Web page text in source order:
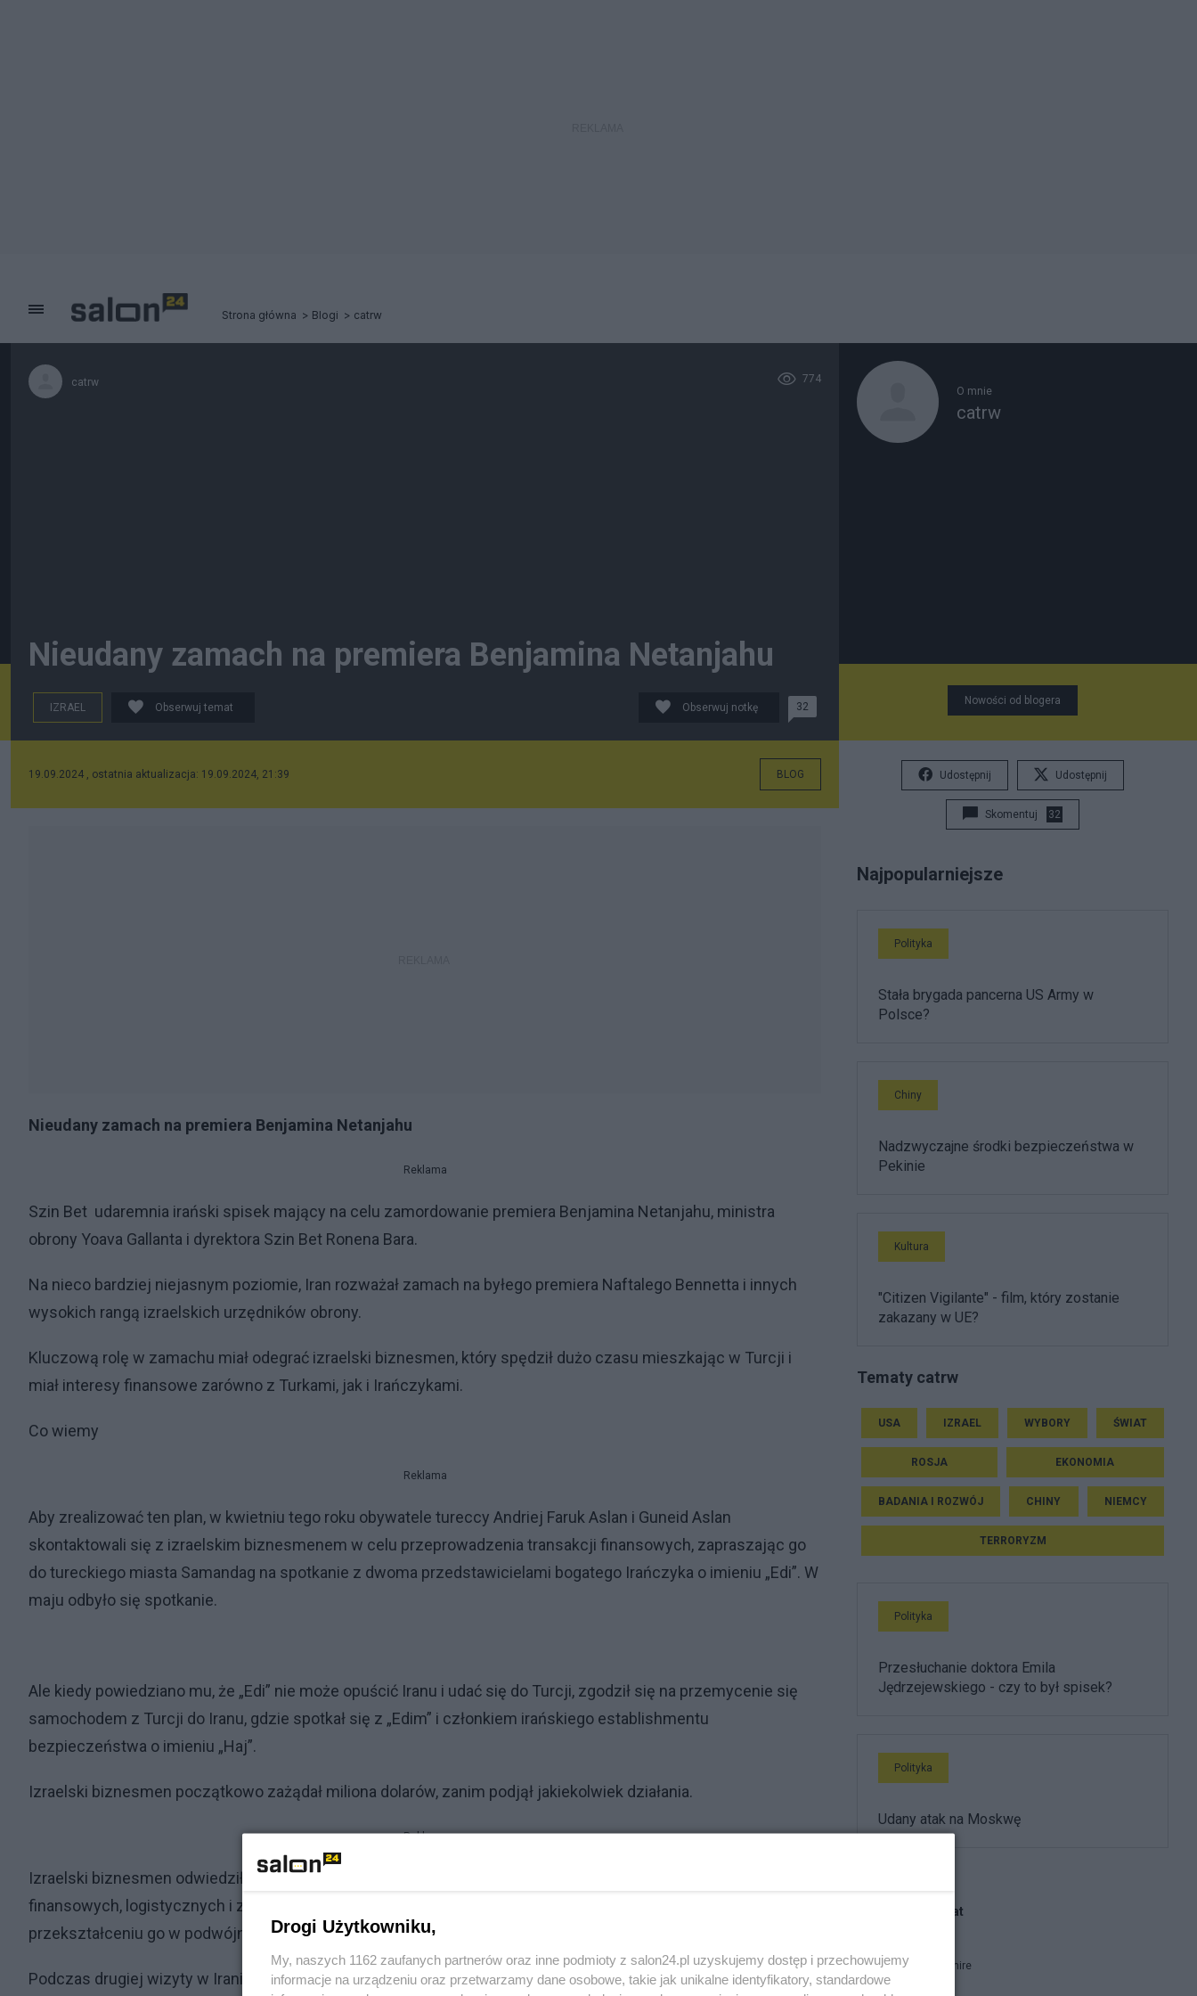
Strona główna Blogi catrw
catrw 774
Nieudany zamach na premiera Benjamina Netanjahu
IZRAEL Obserwuj temat Obserwuj notkę 32
19.09.2024 , ostatnia aktualizacja: 19.09.2024, 21:39 BLOG
Nieudany zamach na premiera Benjamina Netanjahu
Reklama
Szin Bet udaremnia irański spisek mający na celu zamordowanie premiera Benjamina Netanjahu, ministra
obrony Yoava Gallanta i dyrektora Szin Bet Ronena Bara.
Na nieco bardziej niejasnym poziomie, Iran rozważał zamach na byłego premiera Naftalego Bennetta i innych
wysokich rangą izraelskich urzędników obrony.
Kluczową rolę w zamachu miał odegrać izraelski biznesmen, który spędził dużo czasu mieszkając w Turcji i
miał interesy finansowe zarówno z Turkami, jak i Irańczykami.
Co wiemy
Reklama
Aby zrealizować ten plan, w kwietniu tego roku obywatele tureccy Andriej Faruk Aslan i Guneid Aslan
skontaktowali się z izraelskim biznesmenem w celu przeprowadzenia transakcji finansowych, zapraszając go
do tureckiego miasta Samandag na spotkanie z dwoma przedstawicielami bogatego Irańczyka o imieniu „Edi”. W
maju odbyło się spotkanie.
Ale kiedy powiedziano mu, że „Edi” nie może opuścić Iranu i udać się do Turcji, zgodził się na przemycenie się
samochodem z Turcji do Iranu, gdzie spotkał się z „Edim” i członkiem irańskiego establishmentu
bezpieczeństwa o imieniu „Haj”.
Izraelski biznesmen początkowo zażądał miliona dolarów, zanim podjął jakiekolwiek działania.
Reklama
Izraelski biznesmen odwiedził Iran po raz drugi w sierpniu i otrzymał 5000 euro w ramach rozpoczęcia działań
finansowych, logistycznych i związanych z bronią w celu realizacji spisku, w tym pozyskanie agenta Mossadu i
przekształceniu go w podwójnego agenta.
Podczas drugiej wizyty w Iranie w sierpniu, został ponownie przemycony do Iranu z Turcji, tym razem
O mnie
catrw
Nowości od blogera
Udostępnij Udostępnij
Skomentuj 32
Najpopularniejsze
Polityka
Stała brygada pancerna US Army w
Polsce?
Chiny
Nadzwyczajne środki bezpieczeństwa w
Pekinie
Kultura
"Citizen Vigilante" - film, który zostanie
zakazany w UE?
Tematy catrw
USA IZRAEL WYBORY ŚWIAT
ROSJA EKONOMIA
BADANIA I ROZWÓJ CHINY NIEMCY
TERRORYZM
Polityka
Przesłuchanie doktora Emila
Jędrzejewskiego - czy to był spisek?
Polityka
Udany atak na Moskwę
Blogi na ten temat
Kot z Cheshire
Drogi Użytkowniku,
My, naszych 1162 zaufanych partnerów oraz inne podmioty z salon24.pl uzyskujemy dostęp i przechowujemy
informacje na urządzeniu oraz przetwarzamy dane osobowe, takie jak unikalne identyfikatory, standardowe